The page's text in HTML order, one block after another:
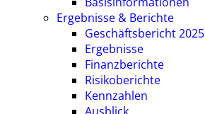
Ergebnisse & Berichte
Geschäftsbericht 2025
Ergebnisse
Finanzberichte
Risikoberichte
Kennzahlen